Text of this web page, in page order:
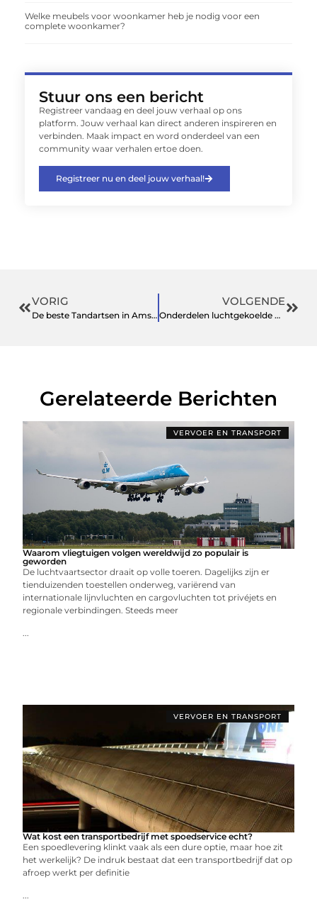
Welke meubels voor woonkamer heb je nodig voor een
complete woonkamer?
Stuur ons een bericht
Registreer vandaag en deel jouw verhaal op ons
platform. Jouw verhaal kan direct anderen inspireren en
verbinden. Maak impact en word onderdeel van een
community waar verhalen ertoe doen.
Registreer nu en deel jouw verhaal!
VORIG
De beste Tandartsen in Amsterdam en Rotterdam
VOLGENDE
Onderdelen luchtgekoelde Volkswagen
Gerelateerde Berichten
VERVOER EN TRANSPORT
Waarom vliegtuigen volgen wereldwijd zo populair is
geworden
De luchtvaartsector draait op volle toeren. Dagelijks zijn er
tienduizenden toestellen onderweg, variërend van
internationale lijnvluchten en cargovluchten tot privéjets en
regionale verbindingen. Steeds meer
...
VERVOER EN TRANSPORT
Wat kost een transportbedrijf met spoedservice echt?
Een spoedlevering klinkt vaak als een dure optie, maar hoe zit
het werkelijk? De indruk bestaat dat een transportbedrijf dat op
afroep werkt per definitie
...